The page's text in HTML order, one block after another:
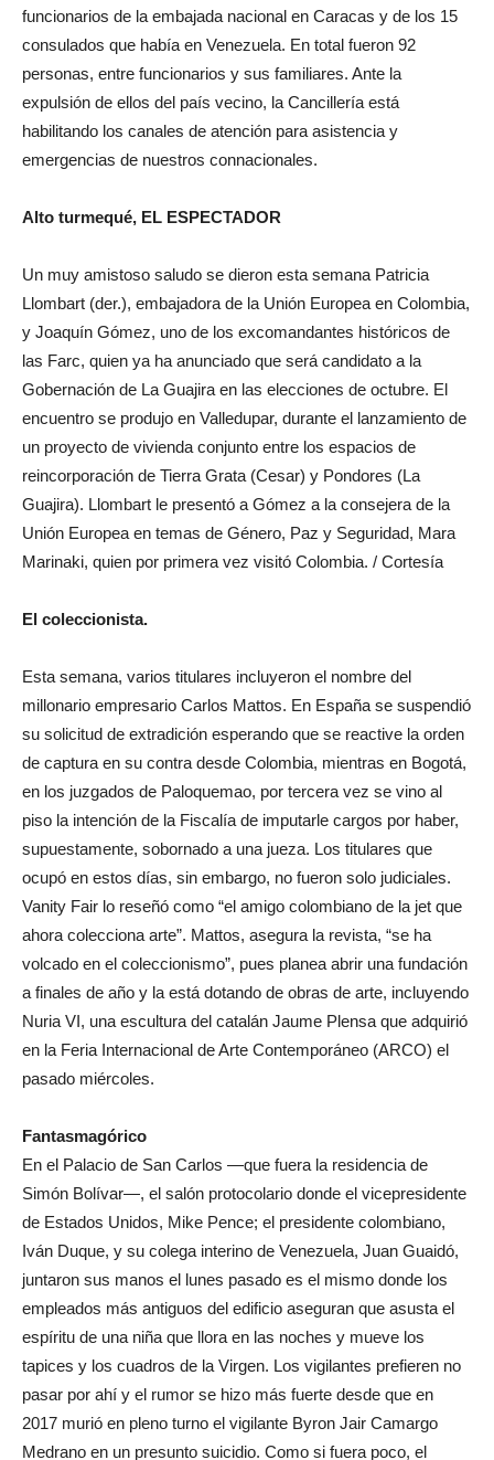
funcionarios de la embajada nacional en Caracas y de los 15
consulados que había en Venezuela. En total fueron 92
personas, entre funcionarios y sus familiares. Ante la
expulsión de ellos del país vecino, la Cancillería está
habilitando los canales de atención para asistencia y
emergencias de nuestros connacionales.
Alto turmequé, EL ESPECTADOR
Un muy amistoso saludo se dieron esta semana Patricia
Llombart (der.), embajadora de la Unión Europea en Colombia,
y Joaquín Gómez, uno de los excomandantes históricos de
las Farc, quien ya ha anunciado que será candidato a la
Gobernación de La Guajira en las elecciones de octubre. El
encuentro se produjo en Valledupar, durante el lanzamiento de
un proyecto de vivienda conjunto entre los espacios de
reincorporación de Tierra Grata (Cesar) y Pondores (La
Guajira). Llombart le presentó a Gómez a la consejera de la
Unión Europea en temas de Género, Paz y Seguridad, Mara
Marinaki, quien por primera vez visitó Colombia. / Cortesía
El coleccionista.
Esta semana, varios titulares incluyeron el nombre del
millonario empresario Carlos Mattos. En España se suspendió
su solicitud de extradición esperando que se reactive la orden
de captura en su contra desde Colombia, mientras en Bogotá,
en los juzgados de Paloquemao, por tercera vez se vino al
piso la intención de la Fiscalía de imputarle cargos por haber,
supuestamente, sobornado a una jueza. Los titulares que
ocupó en estos días, sin embargo, no fueron solo judiciales.
Vanity Fair lo reseñó como “el amigo colombiano de la jet que
ahora colecciona arte”. Mattos, asegura la revista, “se ha
volcado en el coleccionismo”, pues planea abrir una fundación
a finales de año y la está dotando de obras de arte, incluyendo
Nuria VI, una escultura del catalán Jaume Plensa que adquirió
en la Feria Internacional de Arte Contemporáneo (ARCO) el
pasado miércoles.
Fantasmagórico
En el Palacio de San Carlos —que fuera la residencia de
Simón Bolívar—, el salón protocolario donde el vicepresidente
de Estados Unidos, Mike Pence; el presidente colombiano,
Iván Duque, y su colega interino de Venezuela, Juan Guaidó,
juntaron sus manos el lunes pasado es el mismo donde los
empleados más antiguos del edificio aseguran que asusta el
espíritu de una niña que llora en las noches y mueve los
tapices y los cuadros de la Virgen. Los vigilantes prefieren no
pasar por ahí y el rumor se hizo más fuerte desde que en
2017 murió en pleno turno el vigilante Byron Jair Camargo
Medrano en un presunto suicidio. Como si fuera poco, el